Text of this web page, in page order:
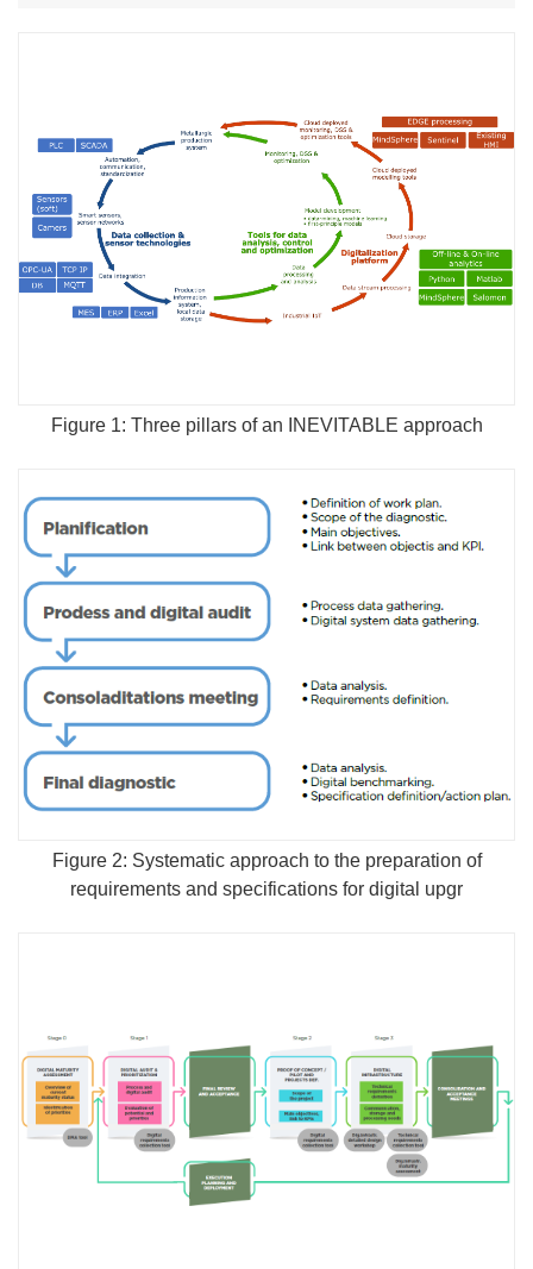
Figure 1: Three pillars of an INEVITABLE approach
Figure 2: Systematic approach to the preparation of
requirements and specifications for digital upgr